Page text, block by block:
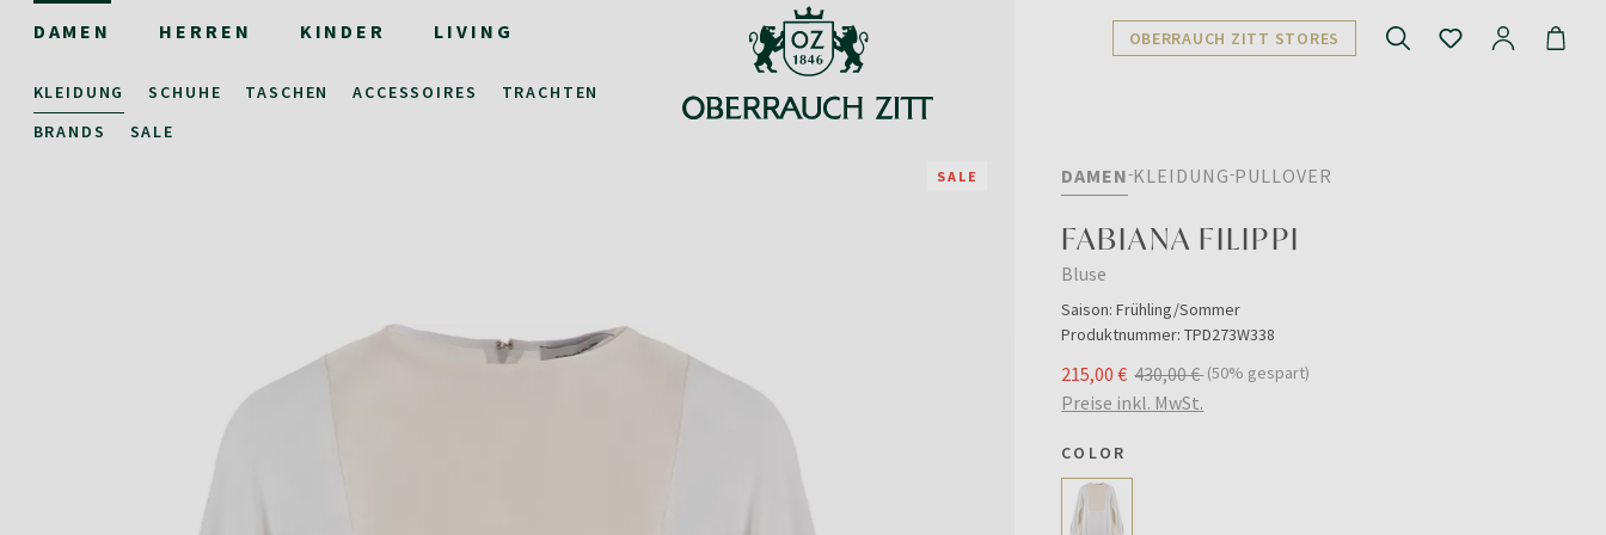
DAMEN HERREN KINDER LIVING
KLEIDUNG SCHUHE TASCHEN ACCESSOIRES
TRACHTEN
BRANDS
SALE
OBERRAUCH ZITT STORES
SALE DAMEN KLEIDUNG PULLOVER
FABIANA FILIPPI
Bluse
Saison: Frühling/Sommer
Produktnummer:TPD273W338
215,00 € 430,00 € (50% gespart)
Preise inkl. MwSt.
COLOR